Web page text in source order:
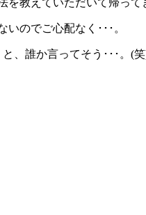
教えていただいて帰って
のでご心配なく･･･。
、誰か言ってそう･･･。(